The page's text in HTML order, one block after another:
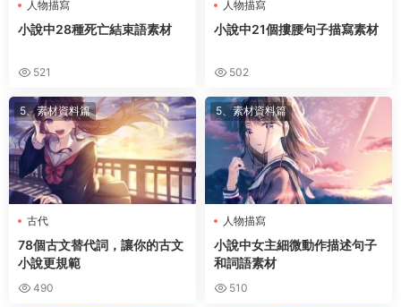
人物描寫
小說中28種死亡結束語素材
521
人物描寫
小說中21個摟腰句子描寫素材
502
5、素材資料篇
古代
78個古文替代詞，讓你的古文
小說更規範
490
5、素材資料篇
人物描寫
小說中女主細微動作描述句子
和詞語素材
510